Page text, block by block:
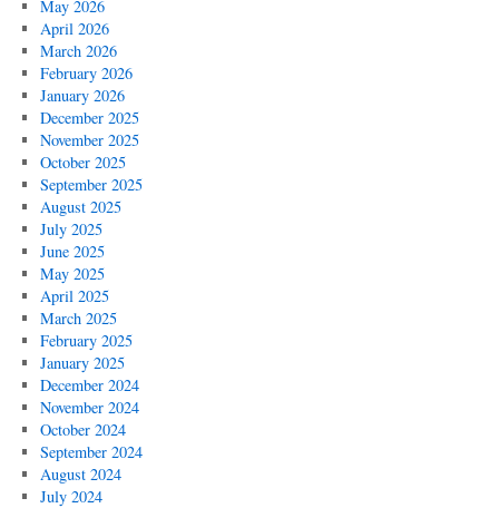
May 2026
April 2026
March 2026
February 2026
January 2026
December 2025
November 2025
October 2025
September 2025
August 2025
July 2025
June 2025
May 2025
April 2025
March 2025
February 2025
January 2025
December 2024
November 2024
October 2024
September 2024
August 2024
July 2024